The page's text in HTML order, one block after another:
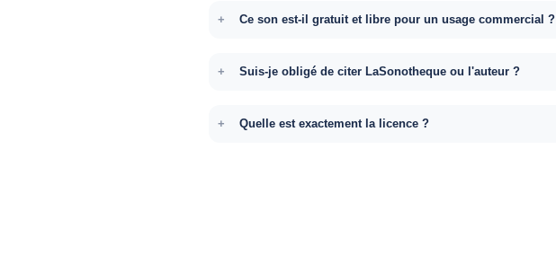
Ce son est-il gratuit et libre pour un usage commercial ?
Suis-je obligé de citer LaSonotheque ou l'auteur ?
Quelle est exactement la licence ?